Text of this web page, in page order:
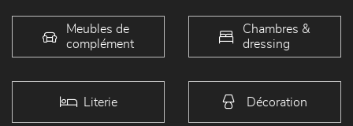
Meubles de
complément
Chambres &
dressing
Literie Décoration